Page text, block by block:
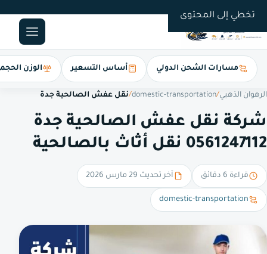
تخطي إلى المحتوى
مسارات الشحن الدولي أساس التسعير الوزن
الرهوان الذهبي/
domestic-transportation
/نقل عفش الصالحية جدة
شركة نقل عفش الصالحية جدة
0561247112 نقل أثاث بالصالحية
قراءة 6 دقائق آخر تحديث 29 مارس 2026
domestic-transportation